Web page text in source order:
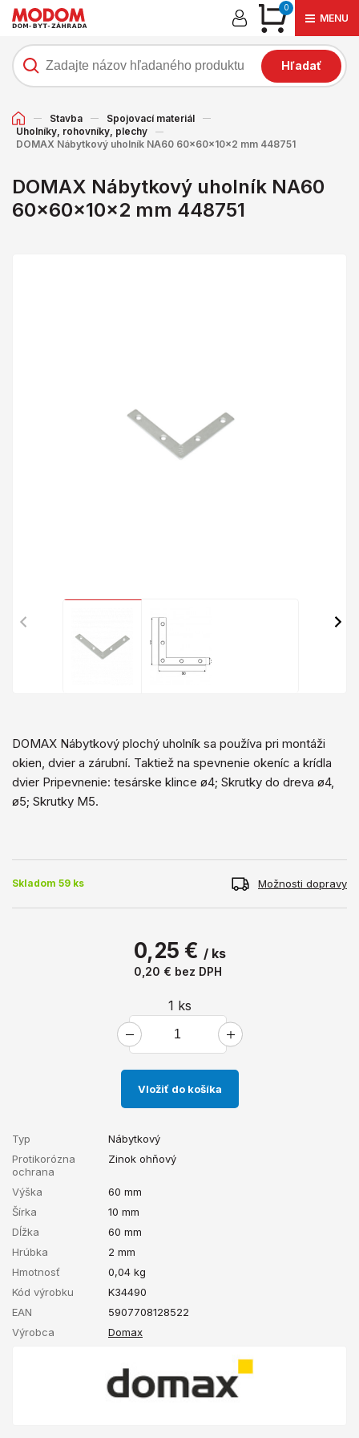
0
MENU
Hľadať
Stavba
Spojovací materiál
Uholníky, rohovníky, plechy
DOMAX Nábytkový uholník NA60 60x60x10x2 mm 448751
DOMAX Nábytkový uholník NA60
60x60x10x2 mm 448751
DOMAX Nábytkový plochý uholník sa používa pri montáži
okien, dvier a zárubní. Taktiež na spevnenie okeníc a krídla
dvier Pripevnenie: tesárske klince ø4; Skrutky do dreva ø4,
ø5; Skrutky M5.
Skladom 59 ks Možnosti dopravy
0,25 € / ks
0,20 € bez DPH
1 ks
Vložiť do košíka
Typ
Nábytkový
Protikorózna
ochrana
Zinok ohňový
Výška
60 mm
Šírka
10 mm
Dĺžka
60 mm
Hrúbka
2 mm
Hmotnosť
0,04 kg
Kód výrobku
K34490
EAN
5907708128522
Výrobca
Domax